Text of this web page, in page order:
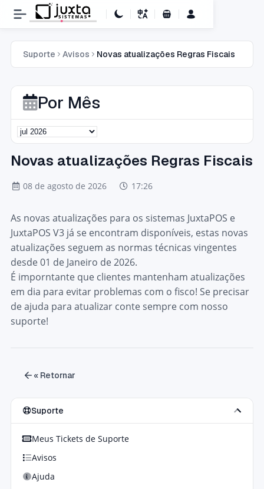
Carrinho de Compras
Suporte Avisos Novas atualizações Regras Fiscais
Por Mês
Novas atualizações Regras Fiscais
08 de agosto de 2026 17:26
As novas atualizações para os sistemas JuxtaPOS e
JuxtaPOS V3 já se encontram disponíveis, estas novas
atualizações seguem as normas técnicas vingentes
desde 01 de Janeiro de 2026.
É imporntante que clientes mantenham atualizações
em dia para evitar problemas com o fisco! Se precisar
de ajuda para atualizar conte sempre com nosso
suporte!
« Retornar
Suporte
Meus Tickets de Suporte
Avisos
Ajuda